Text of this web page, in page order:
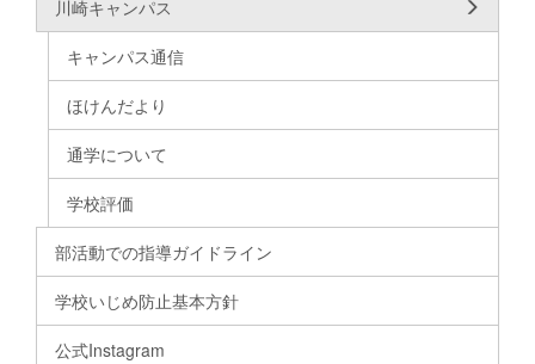
川崎キャンパス
キャンパス通信
ほけんだより
通学について
学校評価
部活動での指導ガイドライン
学校いじめ防止基本方針
公式Instagram